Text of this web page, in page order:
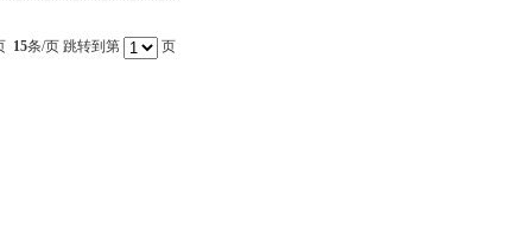
15条/页 跳转到第 页